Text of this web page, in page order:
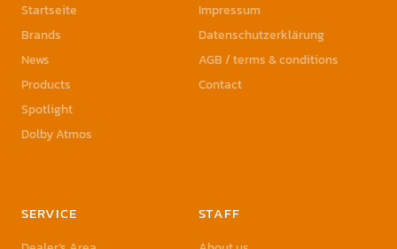
Startseite
Brands
News
Products
Spotlight
Dolby Atmos
Impressum
Datenschutzerklärung
AGB / terms & conditions
Contact
SERVICE STAFF